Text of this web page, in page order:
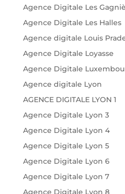
Agence Digitale Les
Agence Digitale Les Halles
Agence digitale Louis
Agence Digitale Loyasse
Agence Digitale
Agence digitale Lyon
AGENCE DIGITALE LYON 1
Agence Digitale Lyon 3
Agence Digitale Lyon 4
Agence Digitale Lyon 5
Agence Digitale Lyon 6
Agence Digitale Lyon 7
Agence Digitale Lyon 8